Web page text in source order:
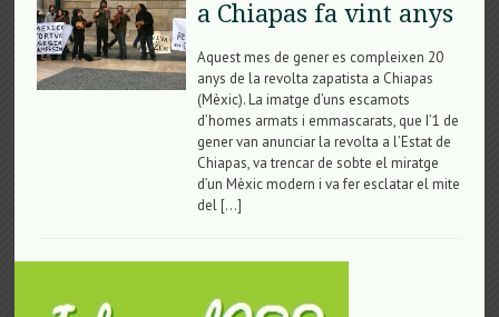
a Chiapas fa vint anys
Aquest mes de gener es compleixen 20
anys de la revolta zapatista a Chiapas
(Mèxic). La imatge d’uns escamots
d’homes armats i emmascarats, que I’1 de
gener van anunciar la revolta a l’Estat de
Chiapas, va trencar de sobte el miratge
d’un Mèxic modern i va fer esclatar el mite
del […]